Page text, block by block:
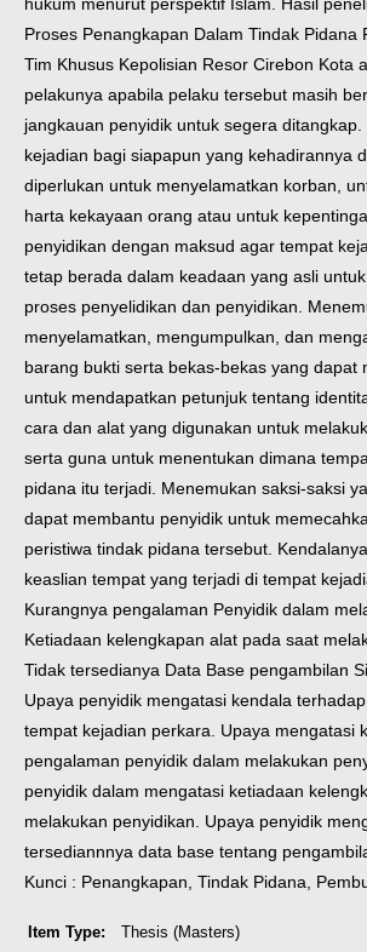
hukum menurut perspektif Islam. Hasil
Proses Penangkapan Dalam Tindak Pidana
Tim Khusus Kepolisian Resor Cirebon Kota
pelakunya apabila pelaku tersebut masih
jangkauan penyidik untuk segera
kejadian bagi siapapun yang kehadirannya
diperlukan untuk menyelamatkan korban,
harta kekayaan orang atau untuk
penyidikan dengan maksud agar tempat
tetap berada dalam keadaan yang asli
proses penyelidikan dan penyidikan.
menyelamatkan, mengumpulkan, dan
barang bukti serta bekas-bekas yang dapat
untuk mendapatkan petunjuk tentang
cara dan alat yang digunakan untuk
serta guna untuk menentukan dimana
pidana itu terjadi. Menemukan saksi-saksi
dapat membantu penyidik untuk
peristiwa tindak pidana tersebut.
keaslian tempat yang terjadi di tempat
Kurangnya pengalaman Penyidik dalam
Ketiadaan kelengkapan alat pada saat
Tidak tersedianya Data Base pengambilan
Upaya penyidik mengatasi kendala
tempat kejadian perkara. Upaya mengatasi
pengalaman penyidik dalam melakukan
penyidik dalam mengatasi ketiadaan
melakukan penyidikan. Upaya penyidik
tersediannnya data base tentang
Kunci : Penangkapan, Tindak Pidana,
Item Type:
Thesis (Masters)